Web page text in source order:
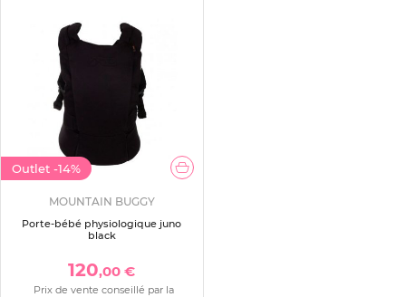
Outlet -14%
MOUNTAIN BUGGY
Porte-bébé physiologique juno
black
120,00 €
Prix de vente conseillé par la